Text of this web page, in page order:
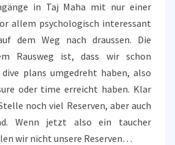
in Taj Maha mit nur einer
allem psychologisch interessant
dem Weg nach draussen. Die
Rausweg ist, dass wir schon
plans umgedreht haben, also
oder time erreicht haben. Klar
noch viel Reserven, aber auch
Wenn jetzt also ein taucher
wir nicht unsere Reserven…